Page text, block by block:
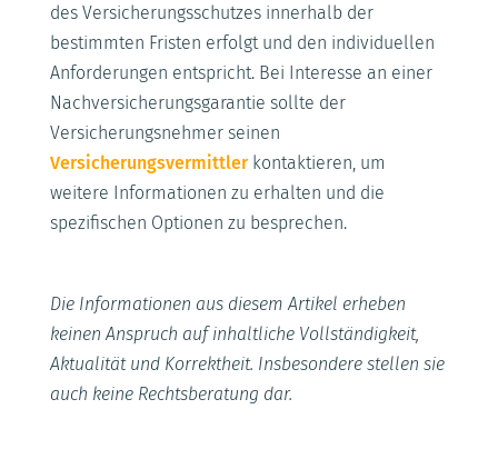
des Versicherungsschutzes innerhalb der
bestimmten Fristen erfolgt und den individuellen
Anforderungen entspricht. Bei Interesse an einer
Nachversicherungsgarantie sollte der
Versicherungsnehmer seinen
Versicherungsvermittlerkontaktieren, um
weitere Informationen zu erhalten und die
spezifischen Optionen zu besprechen.
Die Informationen aus diesem Artikel erheben
keinen Anspruch auf inhaltliche Vollständigkeit,
Aktualität und Korrektheit. Insbesondere stellen sie
auch keine Rechtsberatung dar.